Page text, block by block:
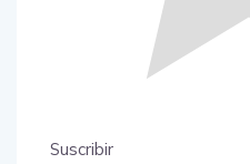
Suscribir